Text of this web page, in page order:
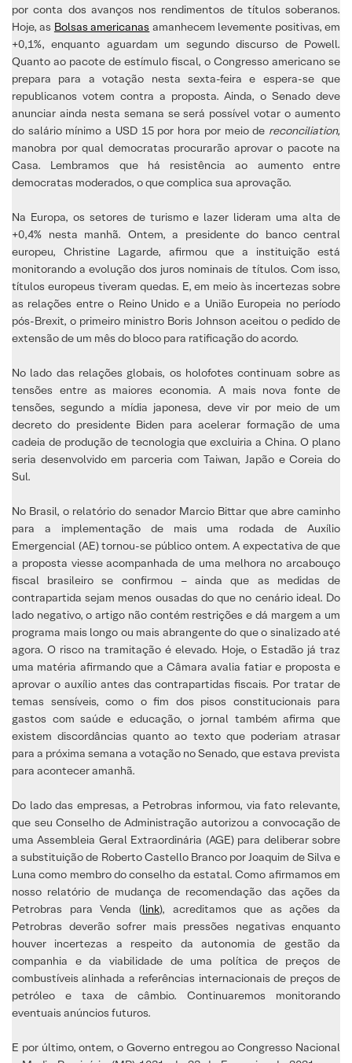
por conta dos avanços nos rendimentos de títulos soberanos.
Hoje, as Bolsas americanas amanhecem levemente positivas, em
+0,1%, enquanto aguardam um segundo discurso de Powell.
Quanto ao pacote de estímulo fiscal, o Congresso americano se
prepara para a votação nesta sexta-feira e espera-se que
republicanos votem contra a proposta. Ainda, o Senado deve
anunciar ainda nesta semana se será possível votar o aumento
do salário mínimo a USD 15 por hora por meio de reconciliation,
manobra por qual democratas procurarão aprovar o pacote na
Casa. Lembramos que há resistência ao aumento entre
democratas moderados, o que complica sua aprovação.
Na Europa, os setores de turismo e lazer lideram uma alta de
+0,4% nesta manhã. Ontem, a presidente do banco central
europeu, Christine Lagarde, afirmou que a instituição está
monitorando a evolução dos juros nominais de títulos. Com isso,
títulos europeus tiveram quedas. E, em meio às incertezas sobre
as relações entre o Reino Unido e a União Europeia no período
pós-Brexit, o primeiro ministro Boris Johnson aceitou o pedido de
extensão de um mês do bloco para ratificação do acordo.
No lado das relações globais, os holofotes continuam sobre as
tensões entre as maiores economia. A mais nova fonte de
tensões, segundo a mídia japonesa, deve vir por meio de um
decreto do presidente Biden para acelerar formação de uma
cadeia de produção de tecnologia que excluiria a China. O plano
seria desenvolvido em parceria com Taiwan, Japão e Coreia do
Sul.
No Brasil, o relatório do senador Marcio Bittar que abre caminho
para a implementação de mais uma rodada de Auxílio
Emergencial (AE) tornou-se público ontem. A expectativa de que
a proposta viesse acompanhada de uma melhora no arcabouço
fiscal brasileiro se confirmou – ainda que as medidas de
contrapartida sejam menos ousadas do que no cenário ideal. Do
lado negativo, o artigo não contém restrições e dá margem a um
programa mais longo ou mais abrangente do que o sinalizado até
agora. O risco na tramitação é elevado. Hoje, o Estadão já traz
uma matéria afirmando que a Câmara avalia fatiar e proposta e
aprovar o auxílio antes das contrapartidas fiscais. Por tratar de
temas sensíveis, como o fim dos pisos constitucionais para
gastos com saúde e educação, o jornal também afirma que
existem discordâncias quanto ao texto que poderiam atrasar
para a próxima semana a votação no Senado, que estava prevista
para acontecer amanhã.
Do lado das empresas, a Petrobras informou, via fato relevante,
que seu Conselho de Administração autorizou a convocação de
uma Assembleia Geral Extraordinária (AGE) para deliberar sobre
a substituição de Roberto Castello Branco por Joaquim de Silva e
Luna como membro do conselho da estatal. Como afirmamos em
nosso relatório de mudança de recomendação das ações da
Petrobras para Venda (link), acreditamos que as ações da
Petrobras deverão sofrer mais pressões negativas enquanto
houver incertezas a respeito da autonomia de gestão da
companhia e da viabilidade de uma política de preços de
combustíveis alinhada a referências internacionais de preços de
petróleo e taxa de câmbio. Continuaremos monitorando
eventuais anúncios futuros.
E por último, ontem, o Governo entregou ao Congresso Nacional